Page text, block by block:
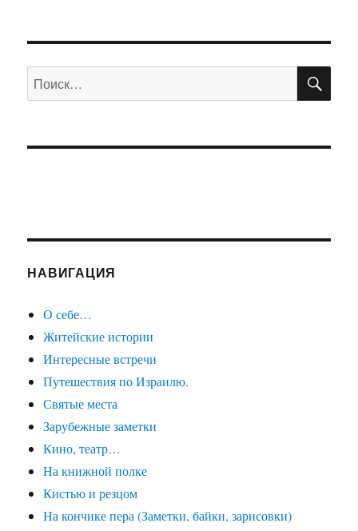
Искать:
НАВИГАЦИЯ
О себе…
Житейские истории
Интересные встречи
Путешествия по Израилю.
Святые места
Зарубежные заметки
Кино, театр…
На книжной полке
Кистью и резцом
На кончике пера (Заметки, байки, зарисовки)